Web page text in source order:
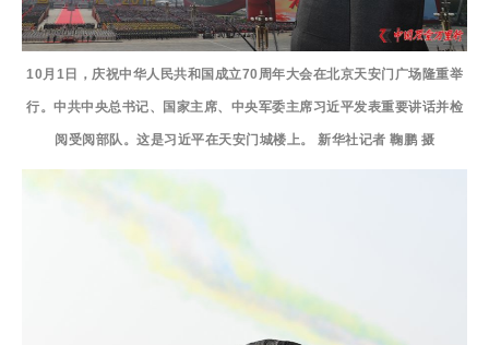
10月1日，庆祝中华人民共和国成立70周年大会在北京天安门广场隆重举
行。中共中央总书记、国家主席、中央军委主席习近平发表重要讲话并检
阅受阅部队。这是习近平在天安门城楼上。 新华社记者 鞠鹏 摄